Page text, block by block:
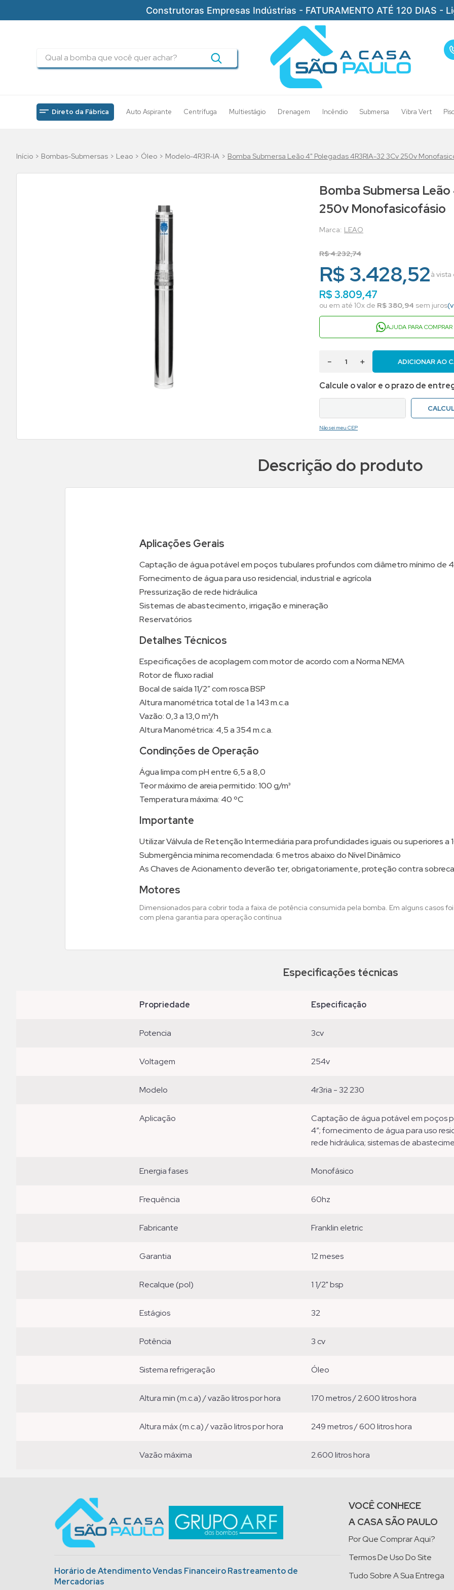
Construtoras Empresas Indústrias - FATURAMENTO ATÉ 120 DIAS -
Direto da Fábrica Auto Aspirante Centrífuga Multiestágio Drenagem Incêndio Submersa Vibra Vert
Bombas-Submersas Leao Óleo Modelo-4R3R-IA Bomba Submersa Leão 4" Polegadas 4R3RIA-32 3Cv 250v
Bomba Submersa
250v Monofasicofásio
LEAO
R$4.232,74
R$ 3.428,52à vista
R$3.809,47
ou em até 10x de R$ 380,94 sem juros
AJUDA PARA COMPRAR
＋
－ ADICIONAR AO
Não sei meu CEP
Descrição do produto
Aplicações Gerais
Captação de água potável em poços tubulares profundos com diâmetro mínimo de
Fornecimento de água para uso residencial, industrial e agrícola
Pressurização de rede hidráulica
Sistemas de abastecimento, irrigação e mineração
Reservatórios
Detalhes Técnicos
Especificações de acoplagem com motor de acordo com a Norma NEMA
Rotor de fluxo radial
Bocal de saída 11/2” com rosca BSP
Altura manométrica total de 1 a 143 m.c.a
Vazão: 0,3 a 13,0 m³/h
Altura Manométrica: 4,5 a 354 m.c.a.
Condinções de Operação
Água limpa com pH entre 6,5 a 8,0
Teor máximo de areia permitido: 100 g/m³
Temperatura máxima: 40 ºC
Importante
Utilizar Válvula de Retenção Intermediária para profundidades iguais ou superiores a
Submergência mínima recomendada: 6 metros abaixo do Nível Dinâmico
As Chaves de Acionamento deverão ter, obrigatoriamente, proteção contra
Motores
Dimensionados para cobrir toda a faixa de potência consumida pela bomba. Em alguns casos
com plena garantia para operação contínua
Especificações técnicas
propriedade especificação
potencia 3cv
voltagem 254v
modelo 4r3ria - 32 230
aplicação
captação de água potável em poços profundos tubulares com diâmetro mínimo de
4”; fornecimento de água para uso
rede hidráulica; sistemas de
energia fases monofásico
frequência 60hz
fabricante franklin eletric
garantia 12 meses
recalque (pol) 1 1/2" bsp
estágios 32
potência 3 cv
sistema refrigeração óleo
altura min (m.c.a) / vazão litros por hora 170 metros / 2.600 litros hora
altura máx (m.c.a) / vazão litros por hora 249 metros / 600 litros hora
vazão máxima 2.600 litros hora
Horário de Atendimento Vendas Financeiro Rastreamento de
Mercadorias
VOCÊ CONHECE
A CASA SÃO PAULO
Por Que Comprar Aqui?
Termos De Uso Do Site
Tudo Sobre A Sua Entrega
drenagem